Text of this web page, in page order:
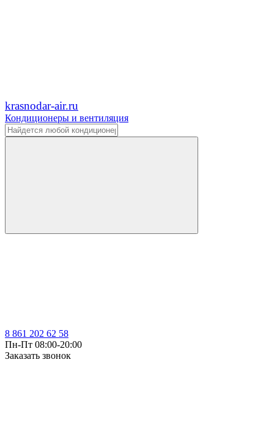
krasnodar-air.ru
Кондиционеры и вентиляция
8 861 202 62 58
Пн-Пт 08:00-20:00
Заказать звонок